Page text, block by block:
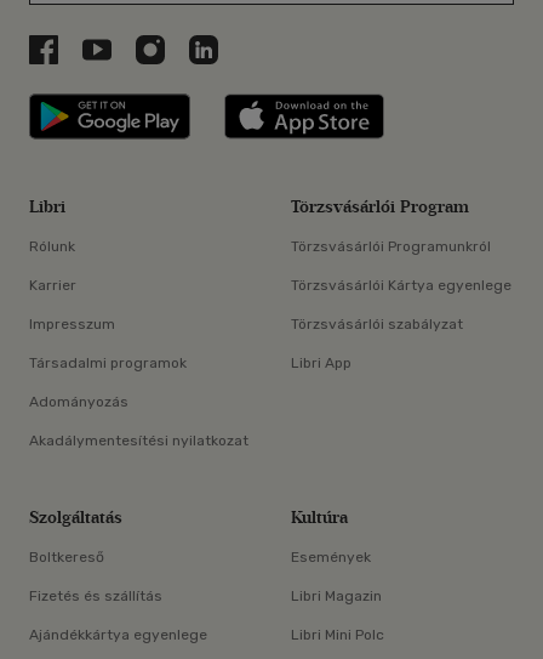
Libri a Facebookon
Libri a Youtube-on
Libri az Instagramon
Libri a LinkedInen
Libri applikáció Szerezd meg: Google
Libri
Rólunk
Karrier
Impresszum
Társadalmi programok
Adományozás
Akadálymentesítési nyilatkozat
Törzsvásárlói Program
Törzsvásárlói Programunkról
Törzsvásárlói Kártya egyenlege
Törzsvásárlói szabályzat
Libri App
Szolgáltatás
Boltkereső
Fizetés és szállítás
Ajándékkártya egyenlege
Kultúra
Események
Libri Magazin
Libri Mini Polc